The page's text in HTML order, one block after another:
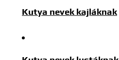
Kutya nevek kajláknak